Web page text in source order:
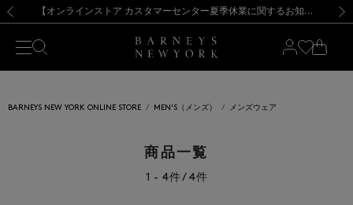
新規登録のお客様も対象！＜MY BARNEYS＞会員のお客様は11,000円（税込）以上のお買上げで常時送料無料！お買い物の際は会員登録を！
【夏季休業に伴う出荷一時停止のお知らせ】(2026.8.7) 【オンラインストア カスタマーセンター夏季休業に関するお知らせ】（2026.8.7）
【夏季休業に伴う返品・交換承り一時停止のお知らせ】（2026.8.5）
熊本県を中心とした地震の影響によるお荷物のお届けについて
【開催中】SUMMER SALEのご案内・ご注意事項 新規登録のお客様も対象！＜MY BARNEYS＞会員のお客様は11,000円（税込）以上のお買上げで常時送料無料！お買い物の際は会員登録を！
【夏季休業に伴う出荷一時停止のお知らせ】(2026.8.7)
BARNEYS NEW YORK ONLINE STORE MEN'S（メンズ） メンズウェア
商品一覧
1 - 4件 / 4件